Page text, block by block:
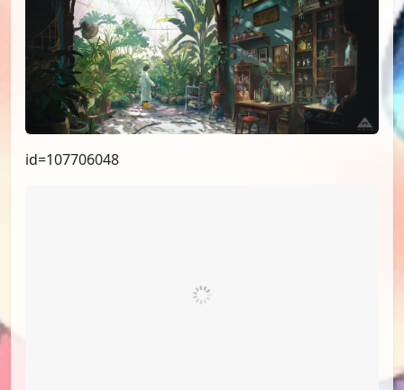
id=107706048